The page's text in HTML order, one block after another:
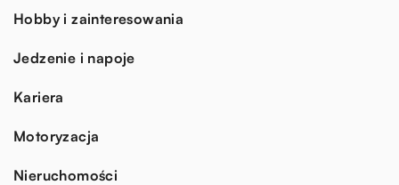
Hobby i zainteresowania
Jedzenie i napoje
Kariera
Motoryzacja
Nieruchomości